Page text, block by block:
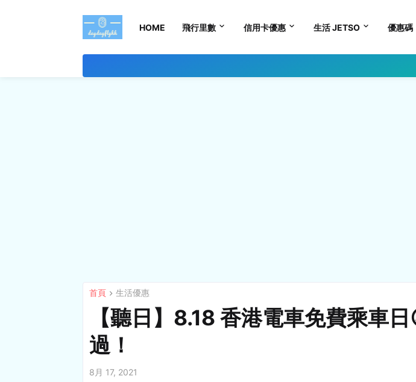
HOME 飛行里數 信用卡優惠 生活 JETSO 優惠碼
首頁 生活優惠
【聽日】8.18 香港電車免費乘車
過！
8月 17, 2021